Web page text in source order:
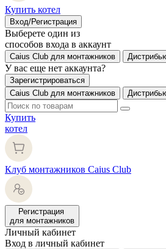
Купить котел
Вход/Регистрация
Выберете один из
способов входа в аккаунт
Caius Club для монтажников
У вас еще нет аккаунта?
Зарегистрироваться
Caius Club для монтажников
Купить
котел
Клуб монтажников Caius Club
Регистрация
для монтажников
Личный кабинет
Вход в личный кабинет